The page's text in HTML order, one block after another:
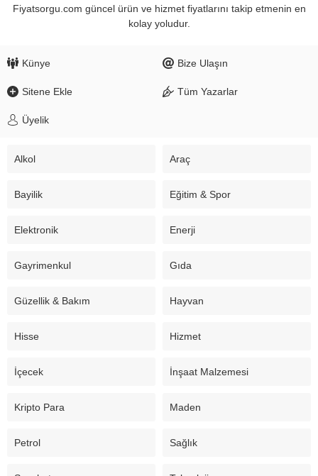
Fiyatsorgu.com güncel ürün ve hizmet fiyatlarını takip etmenin en
kolay yoludur.
Künye Bize Ulaşın
Sitene Ekle Tüm Yazarlar
Üyelik
Alkol Araç
Bayilik Eğitim & Spor
Elektronik Enerji
Gayrimenkul Gıda
Güzellik & Bakım Hayvan
Hisse Hizmet
İçecek İnşaat Malzemesi
Kripto Para Maden
Petrol Sağlık